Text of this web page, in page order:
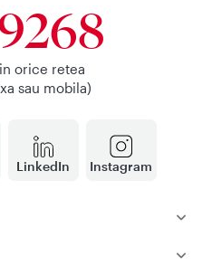
LinkedIn Instagram
orice retea
sau mobila)